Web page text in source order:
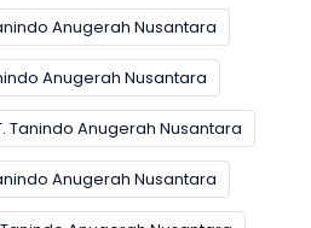
Anugerah Nusantara
Anugerah Nusantara
Tanindo Anugerah Nusantara
Anugerah Nusantara